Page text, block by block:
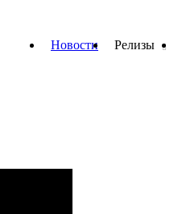
Новости Релизы